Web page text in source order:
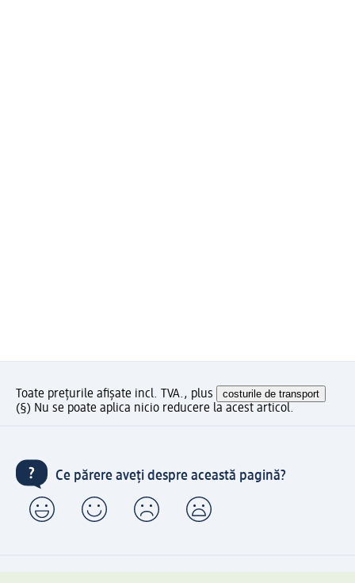
Toate prețurile afișate incl. TVA., plus costurile de transport
(§) Nu se poate aplica nicio reducere la acest articol.
Ce părere aveți despre această pagină?